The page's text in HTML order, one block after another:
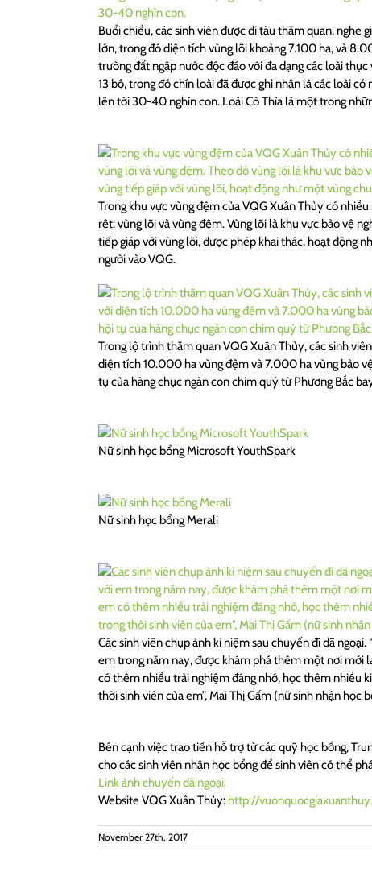
Buổi chiều, các sinh viên được đi tàu thăm quan, nghe
lớn, trong đó diện tích vùng lõi khoảng 7.100 ha, và
trường đất ngập nước độc đáo với đa dạng các loài
13 bộ, trong đó chín loài đã được ghi nhận là các loài
lên tới 30-40 nghìn con. Loài Cò Thìa là một trong
Trong khu vực vùng đệm của VQG Xuân Thủy có
rệt: vùng lõi và vùng đệm. Vùng lõi là khu vực bảo vệ
tiếp giáp với vùng lõi, được phép khai thác, hoạt động
người vào VQG.
Trong lộ trình thăm quan VQG Xuân Thủy, các sinh
diện tích 10.000 ha vùng đệm và 7.000 ha vùng bảo
tụ của hàng chục ngàn con chim quý từ Phương Bắc
Nữ sinh học bổng Microsoft YouthSpark
Nữ sinh học bổng Merali
Các sinh viên chụp ảnh kỉ niệm sau chuyến đi dã
em trong năm nay, được khám phá thêm một nơi mới
có thêm nhiều trải nghiệm đáng nhớ, học thêm nhiều
thời sinh viên của em”, Mai Thị Gấm (nữ sinh nhận học
Bên cạnh việc trao tiền hỗ trợ từ các quỹ học bổng,
cho các sinh viên nhận học bổng để sinh viên có thể
Link ảnh chuyến dã ngoại.
Website VQG Xuân Thủy: http://
November 27th, 2017